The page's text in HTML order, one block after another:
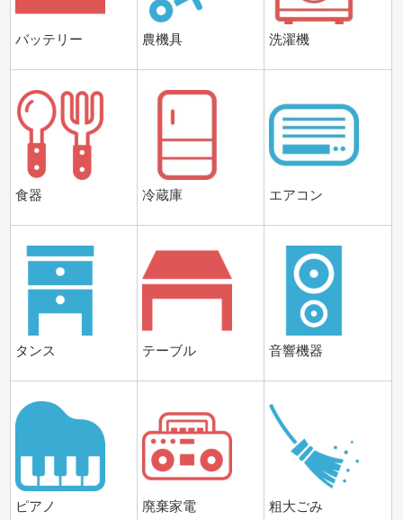
バッテリー 農機具 洗濯機
食器 冷蔵庫 エアコン
タンス テーブル 音響機器
ピアノ 廃棄家電 粗大ごみ